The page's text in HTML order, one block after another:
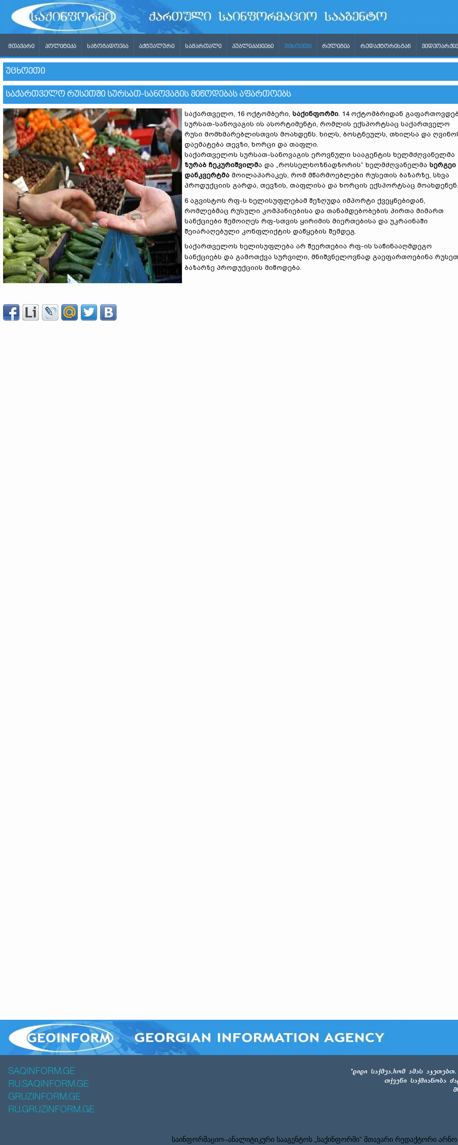
ᲛᲗᲐᲕᲐᲠᲘ ᲞᲝᲚᲘᲢᲘᲙᲐ ᲡᲐᲖᲝᲒᲐᲓᲝᲔᲑᲐ ᲐᲥᲢᲣᲐᲚᲣᲠᲘ ᲡᲐᲛᲐᲠᲗᲐᲚᲘ ᲞᲣᲑᲚᲘᲙᲐᲪᲘᲔᲑᲘ ᲣᲪᲮᲝᲔᲗᲘ ᲠᲔᲚᲘᲒᲘᲐ ᲠᲔᲓᲐᲥᲢᲝᲠᲘᲡᲒᲐᲜ
ᲣᲪᲮᲝᲔᲗᲘ
ᲡᲐᲥᲐᲠᲗᲕᲔᲚᲝ ᲠᲣᲡᲔᲗᲨᲘ ᲡᲣᲠᲡᲐᲗ-ᲡᲐᲜᲝᲕᲐᲒᲘᲡ ᲛᲘᲬᲝᲓᲔᲑᲐᲡ ᲐᲤᲐᲠᲗᲝᲔᲑᲡ
საქართველო, 16 ოქტომბერი, საქინფორმი. 14 ოქტომბრიდან
სურსათ-სანოვაგის ის ასორტიმენტი, რომლის ექსპორტსაც საქართველო
რუსი მომხმარებლისთვის მოახდენს. ხილს, ბოსტნეულს, თხილსა და
დაემატება თევზი, ხორცი და თაფლი.
საქართველოს სურსათ-სანოვაგის ეროვნული სააგენტის ხელმძღვანელმა
ზურაბ ჩეკურიშვილმა და „როსსელხოზნადზორის“ ხელმძღვანელმა სერგეი
დანკვერტმა მოილაპარაკეს, რომ მწარმოებლები რუსეთის ბაზარზე, სხვა
პროდუქციის გარდა, თევზის, თაფლისა და ხორცის ექსპორტსაც მოახდენენ.
6 აგვისტოს რფ-ს ხელისუფლებამ შეზღუდა იმპორტი ქვეყნებიდან,
რომლებმაც რუსული კომპანიებისა და თანამდებობების პირთა მიმართ
სანქციები შემოიღეს რფ-სთვის ყირიმის მიერთებისა და უკრაინაში
შეიარაღებული კონფლიქტის დაწყების შემდეგ.
საქართველოს ხელისუფლება არ შეერთებია რფ-ის საწინააღმდეგო
სანქციებს და გამოთქვა სურვილი, მნიშვნელოვნად გაეფართოებინა
ბაზარზე პროდუქციის მიწოდება.
SAQINFORM.GE
RU.SAQINFORM.GE
GRUZINFORM.GE
RU.GRUZINFORM.GE
საინფორმაციო–ანალიტიკური სააგენტოს „საქინფორმი” მთავარი რედაქტორი